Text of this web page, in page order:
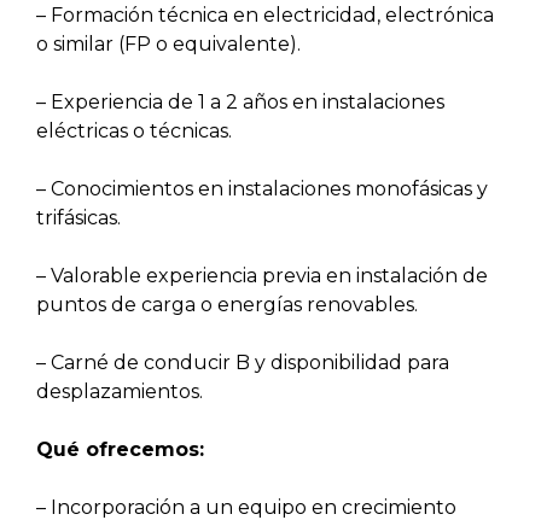
– Formación técnica en electricidad, electrónica
o similar (FP o equivalente).
– Experiencia de 1 a 2 años en instalaciones
eléctricas o técnicas.
– Conocimientos en instalaciones monofásicas y
trifásicas.
– Valorable experiencia previa en instalación de
puntos de carga o energías renovables.
– Carné de conducir B y disponibilidad para
desplazamientos.
Qué ofrecemos:
– Incorporación a un equipo en crecimiento